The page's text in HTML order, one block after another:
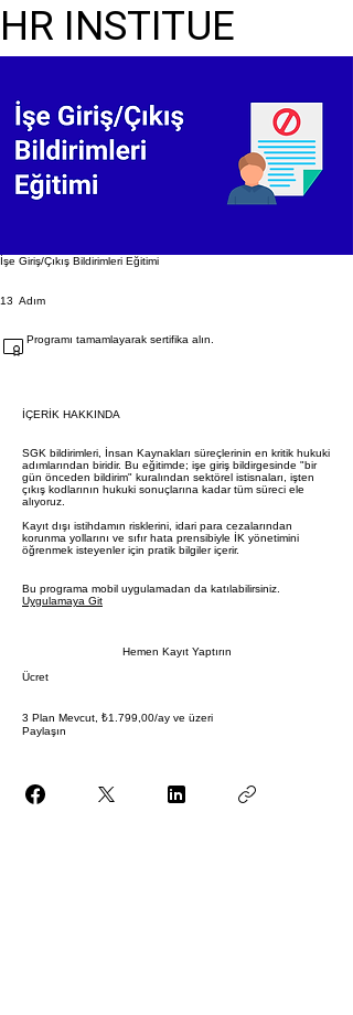
HR INSTITUE
İşe Giriş/Çıkış Bildirimleri Eğitimi
13 Adım
Programı tamamlayarak sertifika alın.
İÇERİK HAKKINDA
SGK bildirimleri, İnsan Kaynakları süreçlerinin en kritik hukuki
adımlarından biridir. Bu eğitimde; işe giriş bildirgesinde "bir
gün önceden bildirim" kuralından sektörel istisnaları, işten
çıkış kodlarının hukuki sonuçlarına kadar tüm süreci ele
alıyoruz.
Kayıt dışı istihdamın risklerini, idari para cezalarından
korunma yollarını ve sıfır hata prensibiyle İK yönetimini
öğrenmek isteyenler için pratik bilgiler içerir.
Bu programa mobil uygulamadan da katılabilirsiniz.
Uygulamaya Git
Hemen Kayıt Yaptırın
Ücret
3 Plan Mevcut, ₺1.799,00/ay ve üzeri
Paylaşın